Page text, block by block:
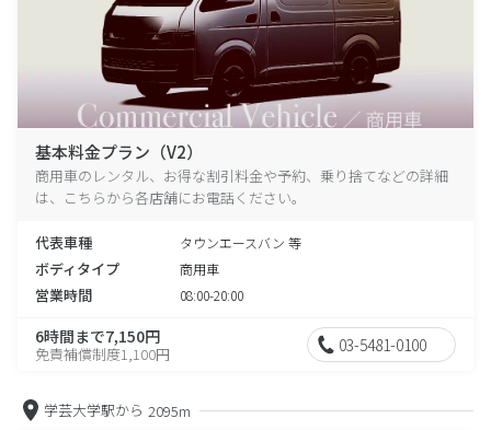
基本料金プラン（V2）
商用車のレンタル、お得な割引料金や予約、乗り捨てなどの詳細
は、こちらから各店舗にお電話ください。
代表車種 タウンエースバン 等
ボディタイプ 商用車
営業時間 08:00-20:00
6時間まで7,150円
免責補償制度1,100円 03-5481-0100
学芸大学駅から 2095m